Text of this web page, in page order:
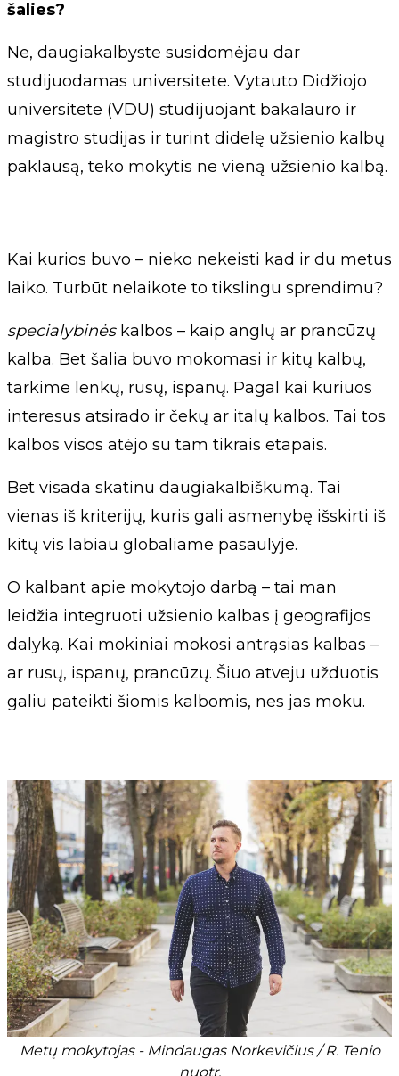
šalies?
Ne, daugiakalbyste susidomėjau dar
studijuodamas universitete. Vytauto Didžiojo
universitete (VDU) studijuojant bakalauro ir
magistro studijas ir turint didelę užsienio kalbų
paklausą, teko mokytis ne vieną užsienio kalbą.
Kai kurios buvo – nieko nekeisti kad ir du metus
laiko. Turbūt nelaikote to tikslingu sprendimu?
specialybinės kalbos – kaip anglų ar prancūzų
kalba. Bet šalia buvo mokomasi ir kitų kalbų,
tarkime lenkų, rusų, ispanų. Pagal kai kuriuos
interesus atsirado ir čekų ar italų kalbos. Tai tos
kalbos visos atėjo su tam tikrais etapais.
Bet visada skatinu daugiakalbiškumą. Tai
vienas iš kriterijų, kuris gali asmenybę išskirti iš
kitų vis labiau globaliame pasaulyje.
O kalbant apie mokytojo darbą – tai man
leidžia integruoti užsienio kalbas į geografijos
dalyką. Kai mokiniai mokosi antrąsias kalbas –
ar rusų, ispanų, prancūzų. Šiuo atveju užduotis
galiu pateikti šiomis kalbomis, nes jas moku.
Metų mokytojas - Mindaugas Norkevičius / R. Tenio
nuotr.